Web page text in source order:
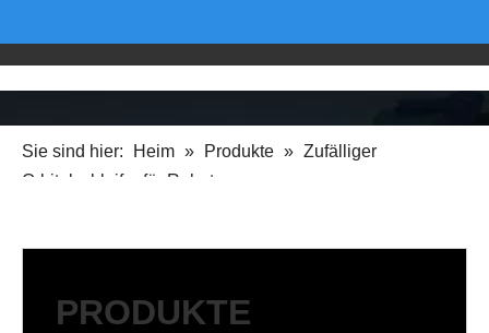
Sie sind hier: Heim » Produkte » Zufälliger
Orbitalschleifer für Roboterarm
PRODUKTE